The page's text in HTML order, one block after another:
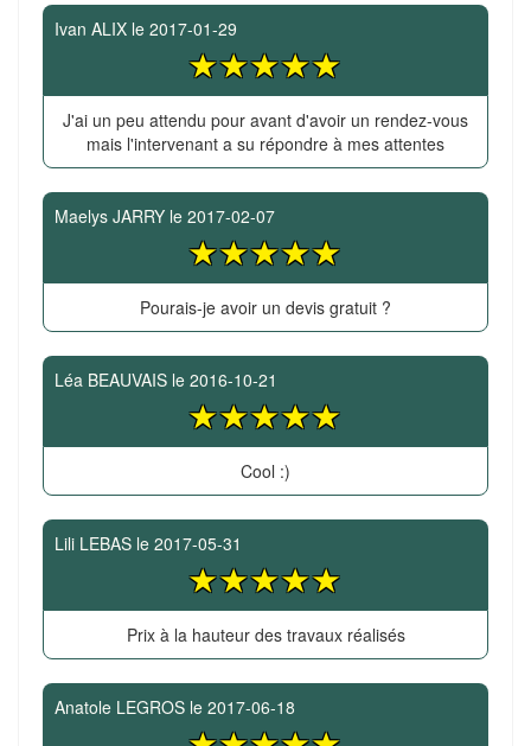
Ivan ALIX le 2017-01-29
J'ai un peu attendu pour avant d'avoir un rendez-vous
mais l'intervenant a su répondre à mes attentes
Maelys JARRY le 2017-02-07
Pourais-je avoir un devis gratuit ?
Léa BEAUVAIS le 2016-10-21
Cool :)
Lili LEBAS le 2017-05-31
Prix à la hauteur des travaux réalisés
Anatole LEGROS le 2017-06-18